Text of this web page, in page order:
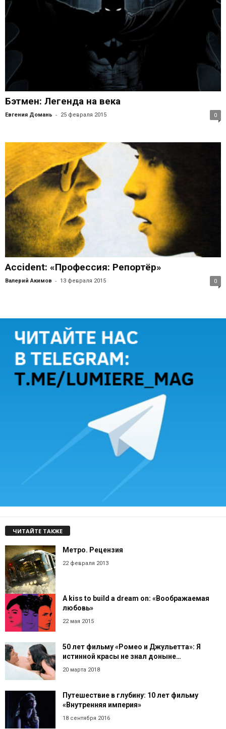
Бэтмен: Легенда на века
Евгения Домань - 25 февраля 2015 0
Accident: «Профессия: Репортёр»
Валерий Акимов - 13 февраля 2015 0
ЧИТАЙТЕ ТАКЖЕ
Метро. Рецензия
22 февраля 2013
A kiss to build a dream on: «Воображаемая
любовь»
22 мая 2015
50 лет фильму «Ромео и Джульетта»: Я
истинной красы не знал доныне…
20 марта 2018
Путешествие в глубину: 10 лет фильму
«Внутренняя империя»
18 сентября 2016